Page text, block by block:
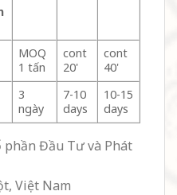
MOQ
1 tấn
cont
20'
cont
40'
3
ngày
7-10
days
10-15
days
phần Đầu Tư và Phát
Việt Nam